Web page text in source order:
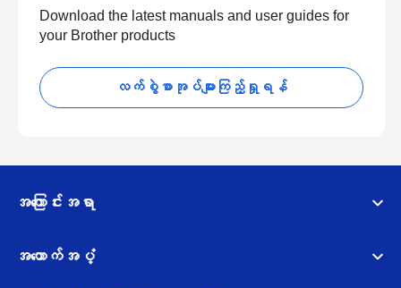
Download the latest manuals and user guides for
your Brother products
လက်စွဲစာအုပ်များကြည့်ရှုရန်
အကြောင်းအရာ
အထောက်အပံ့